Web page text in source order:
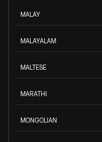
MALAY
MALAYALAM
MALTESE
MARATHI
MONGOLIAN